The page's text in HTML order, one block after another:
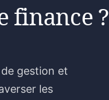
finance ?
gestion et
les